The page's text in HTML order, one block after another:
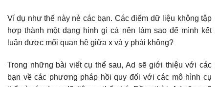
Ví dụ như thế này nè các bạn. Các điểm dữ liệu không tập
hợp thành một dạng hình gì cả nên làm sao để mình kết
luận được mối quan hệ giữa x và y phải không?
Trong những bài viết cụ thể sau, Ad sẽ giới thiệu với các
bạn về các phương pháp hồi quy đối với các mô hình cụ